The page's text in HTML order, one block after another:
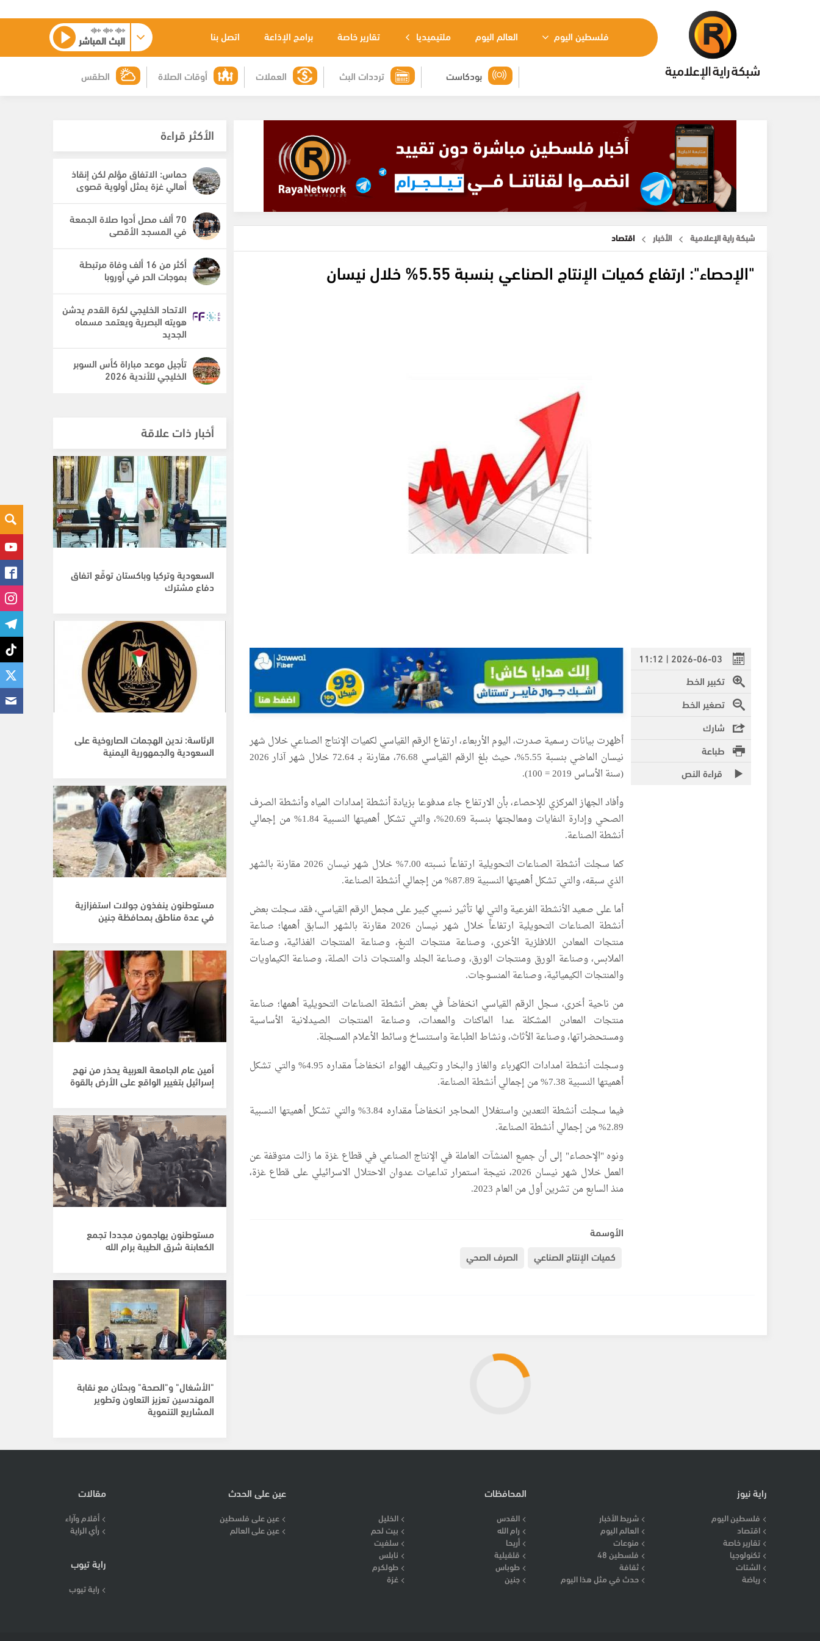
فلسطين اليوم العالم اليوم ملتيميديا تقارير خاصة برامج الإذاعة اتصل بنا البث المباشر
الطقس أوقات الصلاة العملات ترددات البث بودكاست
شبكة راية الإعلامية الأخبار اقتصاد
"الإحصاء": ارتفاع كميات الإنتاج الصناعي بنسبة 5.55% خلال نيسان
2026-06-03 | 11:12
تكبير الخط
تصغير الخط
شارك
طباعة
قراءة النص
أظهرت بيانات رسمية صدرت، اليوم الأربعاء، ارتفاع الرقم القياسي لكميات الإنتاج الصناعي خلال شهر
نيسان الماضي بنسبة 5.55%، حيث بلغ الرقم القياسي 76.68، مقارنة بـ 72.64 خلال شهر آذار 2026
(سنة الأساس 2019 = 100).
وأفاد الجهاز المركزي للإحصاء، بأن الارتفاع جاء مدفوعا بزيادة أنشطة إمدادات المياه وأنشطة الصرف
الصحي وإدارة النفايات ومعالجتها بنسبة 20.69%، والتي تشكل أهميتها النسبية 1.84% من إجمالي
أنشطة الصناعة.
كما سجلت أنشطة الصناعات التحويلية ارتفاعاً نسبته 7.00% خلال شهر نيسان 2026 مقارنة بالشهر
الذي سبقه، والتي تشكل أهميتها النسبية 87.89% من إجمالي أنشطة الصناعة.
أما على صعيد الأنشطة الفرعية والتي لها تأثير نسبي كبير على مجمل الرقم القياسي، فقد سجلت بعض
أنشطة الصناعات التحويلية ارتفاعاً خلال شهر نيسان 2026 مقارنة بالشهر السابق أهمها؛ صناعة
منتجات المعادن اللافلزية الأخرى، وصناعة منتجات التبغ، وصناعة المنتجات الغذائية، وصناعة
الملابس، وصناعة الورق ومنتجات الورق، وصناعة الجلد والمنتجات ذات الصلة، وصناعة الكيماويات
والمنتجات الكيميائية، وصناعة المنسوجات.
من ناحية أخرى، سجل الرقم القياسي انخفاضاً في بعض أنشطة الصناعات التحويلية أهمها؛ صناعة
منتجات المعادن المشكلة عدا الماكنات والمعدات، وصناعة المنتجات الصيدلانية الأساسية
ومستحضراتها، وصناعة الأثاث، ونشاط الطباعة واستنساخ وسائط الأعلام المسجلة.
وسجلت أنشطة امدادات الكهرباء والغاز والبخار وتكييف الهواء انخفاضاً مقداره 4.95% والتي تشكل
أهميتها النسبية 7.38% من إجمالي أنشطة الصناعة.
فيما سجلت أنشطة التعدين واستغلال المحاجر انخفاضاً مقداره 3.84% والتي تشكل أهميتها النسبية
2.89% من إجمالي أنشطة الصناعة.
ونوه "الإحصاء" إلى أن جميع المنشآت العاملة في الإنتاج الصناعي في قطاع غزة ما زالت متوقفة عن
العمل خلال شهر نيسان 2026، نتيجة استمرار تداعيات عدوان الاحتلال الاسرائيلي على قطاع غزة،
منذ السابع من تشرين أول من العام 2023.
الأوسمة
كميات الإنتاج الصناعي
الصرف الصحي
الأكثر قراءة
حماس: الاتفاق مؤلم لكن إنقاذ
أهالي غزة يمثل أولوية قصوى
70 ألف مصل أدوا صلاة الجمعة
في المسجد الأقصى
أكثر من 16 ألف وفاة مرتبطة
بموجات الحر في أوروبا
الاتحاد الخليجي لكرة القدم يدشن
هويته البصرية ويعتمد مسماه
الجديد
تأجيل موعد مباراة كأس السوبر
الخليجي للأندية 2026
أخبار ذات علاقة
السعودية وتركيا وباكستان توقّع اتفاق
دفاع مشترك
الرئاسة: ندين الهجمات الصاروخية على
السعودية والجمهورية اليمنية
مستوطنون ينفذون جولات استفزازية
في عدة مناطق بمحافظة جنين
أمين عام الجامعة العربية يحذر من نهج
إسرائيل بتغيير الواقع على الأرض بالقوة
مستوطنون يهاجمون مجددا تجمع
الكعابنة شرق الطيبة برام الله
"الأشغال" و"الصحة" وبحثان مع نقابة
المهندسين تعزيز التعاون وتطوير
المشاريع التنموية
راية نيوز
فلسطين اليوم
شريط الأخبار
اقتصاد
العالم اليوم
تقارير خاصة
منوعات
تكنولوجيا
فلسطين 48
الشتات
ثقافة
رياضة
حدث في مثل هذا اليوم
المحافظات
القدس
الخليل
رام الله
بيت لحم
أريحا
سلفيت
قلقيلية
نابلس
طوباس
طولكرم
جنين
غزة
عين على الحدث
عين على فلسطين
عين على العالم
مقالات
أقلام وآراء
رأي الراية
راية تيوب
راية تيوب